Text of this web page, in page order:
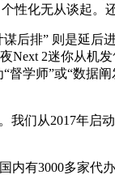
性化无从谈起。
排” 则是延后
2迷你从机
学师”或“数据
从2017年启
3000多家代